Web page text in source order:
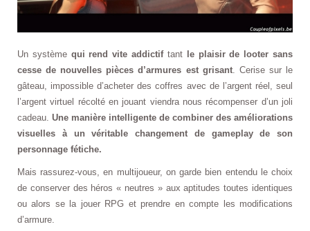
Un système qui rend vite addictiftant le plaisir de looter sans
cesse de nouvelles pièces d’armures est grisant. Cerise sur le
gâteau, impossible d’acheter des coffres avec de l’argent réel, seul
l’argent virtuel récolté en jouant viendra nous récompenser d’un joli
cadeau. Une manière intelligente de combiner des améliorations
visuelles à un véritable changement de gameplay de son
personnage fétiche.
Mais rassurez-vous, en multijoueur, on garde bien entendu le choix
de conserver des héros « neutres » aux aptitudes toutes identiques
ou alors se la jouer RPG et prendre en compte les modifications
d’armure.